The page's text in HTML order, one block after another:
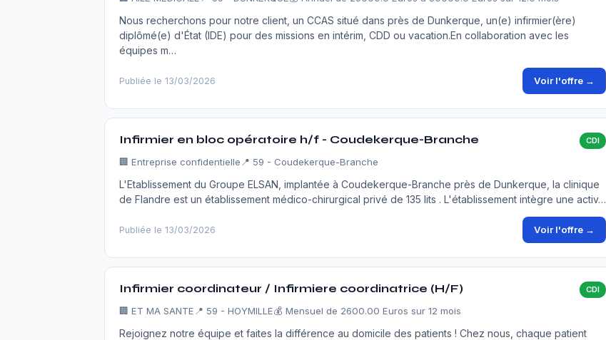
Nous recherchons pour notre client, un CCAS situé dans près de Dunkerque, un(e) infirmier(ère)
diplômé(e) d'État (IDE) pour des missions en intérim, CDD ou vacation.En collaboration avec les
équipes m…
Publiée le 13/03/2026 Voir l'offre →
Infirmier en bloc opératoire h/f - Coudekerque-Branche CDI
🏢 Entreprise confidentielle 📍 59 - Coudekerque-Branche
L'Etablissement du Groupe ELSAN, implantée à Coudekerque-Branche près de Dunkerque, la clinique
de Flandre est un établissement médico-chirurgical privé de 135 lits . L'établissement intègre une activ…
Publiée le 13/03/2026 Voir l'offre →
Infirmier coordinateur / Infirmiere coordinatrice (H/F) CDI
🏢 ET MA SANTE 📍 59 - HOYMILLE💰 Mensuel de 2600.00 Euros sur 12 mois
Rejoignez notre équipe et faites la différence au domicile des patients ! Chez nous, chaque patient